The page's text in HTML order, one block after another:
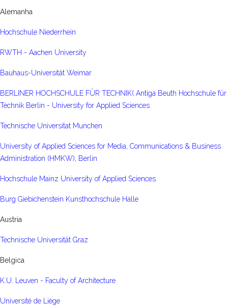
Alemanha
Hochschule Niederrhein
RWTH - Aachen University
Bauhaus-Universität Weimar
BERLINER HOCHSCHULE FÜR TECHNIK( Antiga Beuth Hochschule für
Technik Berlin - University for Applied Sciences
Technische Universitat Munchen
University of Applied Sciences for Media, Communications & Business
Administration (HMKW), Berlin
Hochschule Mainz University of Applied Sciences
Burg Giebichenstein Kunsthochschule Halle
Austria
Technische Universität Graz
Belgica
K.U. Leuven - Faculty of Architecture
Université de Liège